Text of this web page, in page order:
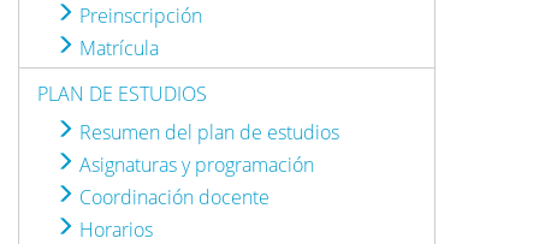
Preinscripción
Matrícula
PLAN DE ESTUDIOS
Resumen del plan de estudios
Asignaturas y programación
Coordinación docente
Horarios